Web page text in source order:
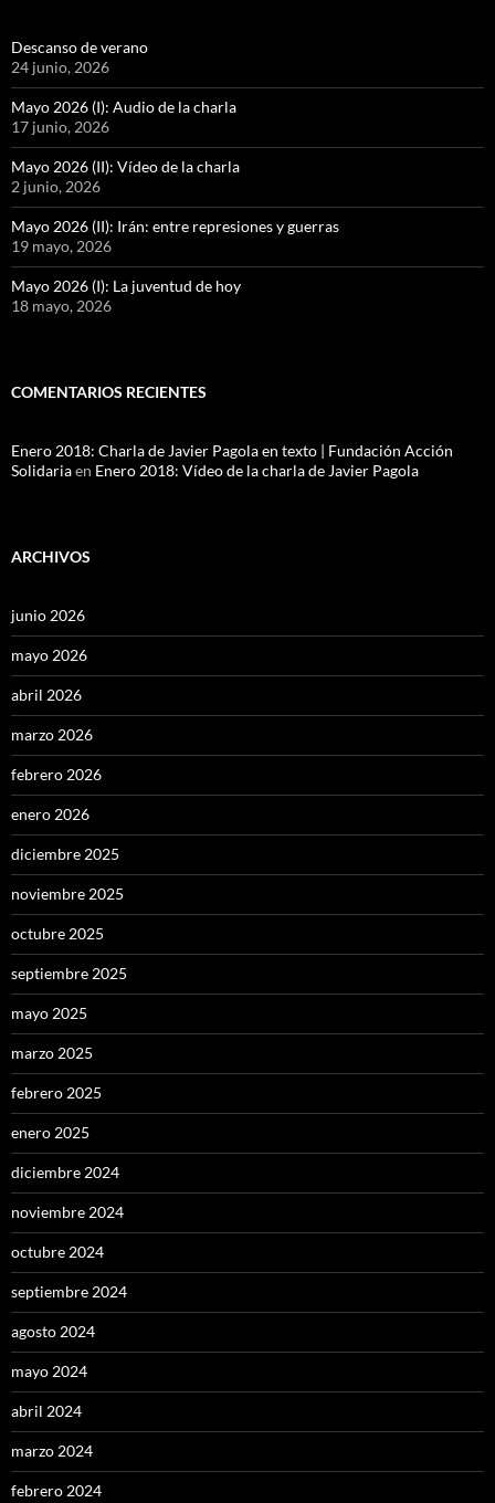
Descanso de verano
24 junio, 2026
Mayo 2026 (I): Audio de la charla
17 junio, 2026
Mayo 2026 (II): Vídeo de la charla
2 junio, 2026
Mayo 2026 (II): Irán: entre represiones y guerras
19 mayo, 2026
Mayo 2026 (I): La juventud de hoy
18 mayo, 2026
COMENTARIOS RECIENTES
Enero 2018: Charla de Javier Pagola en texto | Fundación Acción
Solidariaen Enero 2018: Vídeo de la charla de Javier Pagola
ARCHIVOS
junio 2026
mayo 2026
abril 2026
marzo 2026
febrero 2026
enero 2026
diciembre 2025
noviembre 2025
octubre 2025
septiembre 2025
mayo 2025
marzo 2025
febrero 2025
enero 2025
diciembre 2024
noviembre 2024
octubre 2024
septiembre 2024
agosto 2024
mayo 2024
abril 2024
marzo 2024
febrero 2024